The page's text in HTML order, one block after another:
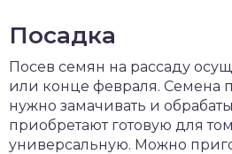
Посадка
Посев семян на рассаду
или конце февраля. Семена
нужно замачивать и
приобретают готовую для
универсальную. Можно